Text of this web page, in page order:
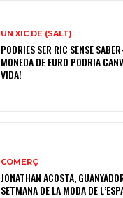
UN XIC DE (SALT)
PODRIES SER RIC SENSE
MONEDA DE EURO PODRIA
VIDA!
COMERÇ
JONATHAN ACOSTA,
SETMANA DE LA MODA DE